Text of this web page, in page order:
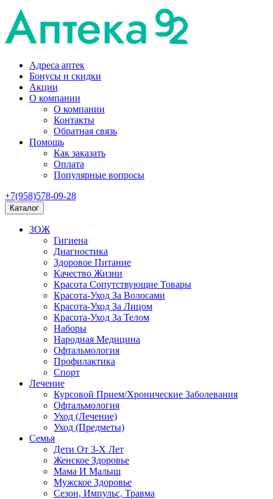
Адреса аптек
Бонусы и скидки
Акции
О компании
О компании
Контакты
Обратная связь
Помощь
Как заказать
Оплата
Популярные вопросы
+7(958)578-09-28
Каталог
ЗОЖ
Гигиена
Диагностика
Здоровое Питание
Качество Жизни
Красота Сопутствующие Товары
Красота-Уход За Волосами
Красота-Уход За Лицом
Красота-Уход За Телом
Наборы
Народная Медицина
Офтальмология
Профилактика
Спорт
Лечение
Курсовой Прием/Хронические Заболевания
Офтальмология
Уход (Лечение)
Уход (Предметы)
Семья
Дети От 3-Х Лет
Женское Здоровье
Мама И Малыш
Мужское Здоровье
Сезон, Импульс, Травма